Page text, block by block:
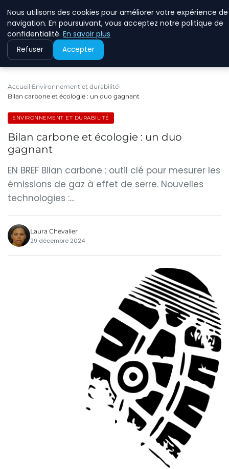
Accueil Environnement et durabilité
Bilan carbone et écologie : un duo gagnant
ENVIRONNEMENT ET DURABILITÉ
Bilan carbone et écologie : un duo
gagnant
EN BREF Bilan carbone : outil clé pour mesurer les
émissions de gaz à effet de serre. Nouvelles
technologies :…
Laura Chevalier
29 décembre 2024
Nous utilisons des cookies pour améliorer votre expérience de
navigation. En poursuivant, vous acceptez notre politique de
confidentialité. En savoir plus
Refuser Accepter